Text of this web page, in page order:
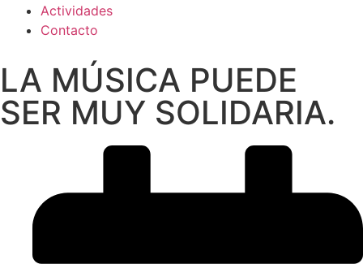
Actividades
Contacto
LA MÚSICA PUEDE
SER MUY SOLIDARIA.